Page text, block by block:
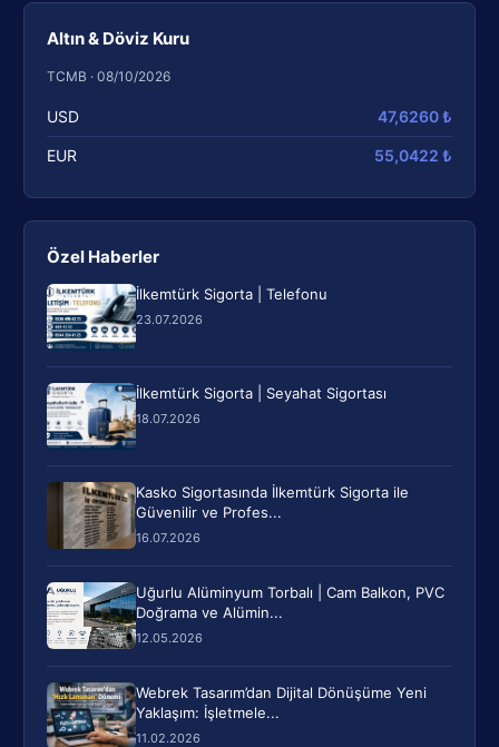
Altın & Döviz Kuru
TCMB · 08/10/2026
USD 47,6260 ₺
EUR 55,0422 ₺
Özel Haberler
İlkemtürk Sigorta | Telefonu
23.07.2026
İlkemtürk Sigorta | Seyahat Sigortası
18.07.2026
Kasko Sigortasında İlkemtürk Sigorta ile
Güvenilir ve Profes...
16.07.2026
Uğurlu Alüminyum Torbalı | Cam Balkon, PVC
Doğrama ve Alümin...
12.05.2026
Webrek Tasarım’dan Dijital Dönüşüme Yeni
Yaklaşım: İşletmele...
11.02.2026